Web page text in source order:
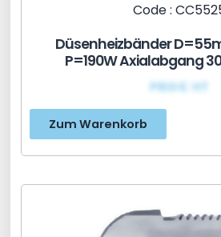
Code :
Düsenheizbänder
P=190W Axialabgang
PRIX€ HT
Zum Warenkorb